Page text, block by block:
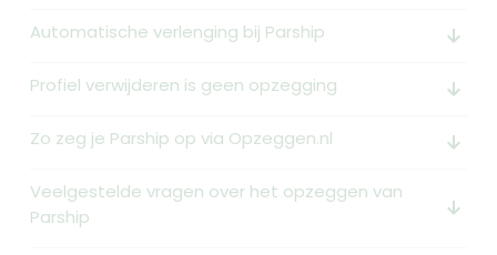
Automatische verlenging bij Parship arrow_downward_alt
Profiel verwijderen is geen opzegging arrow_downward_alt
Zo zeg je Parship op via Opzeggen.nl arrow_downward_alt
Veelgestelde vragen over het opzeggen van
Parship
arrow_downward_alt